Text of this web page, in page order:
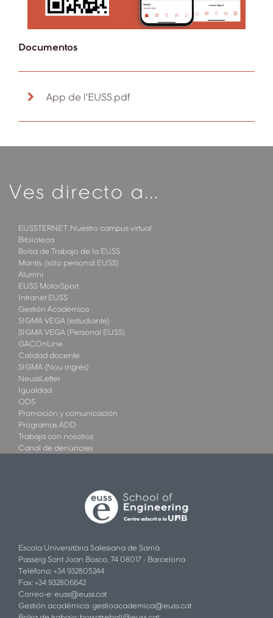
Documentos
App de l'EUSS.pdf
Ves directo a...
EUSSTERNET. Nuestro campus virtual
Biblioteca
Bolsa de Trabajo de la EUSS
Mantis. (sólo personal EUSS)
Alumni
EUSS MotorSport
Intranet EUSS
Gestión Académica
SIGMA VEGA (estudiante)
SIGMA VEGA (Personal EUSS)
GACOnLine
Calidad docente
SIGMA (Nou ingrés)
NeussLetter
Igualdad
ODS
Promoción y comunicación
Programas ADD
Trabaja con nosotros
Canal de denúncies
Escola Universitària Salesiana de Sarrià
Passeig Sant Joan Bosco, 74 08017 - Barcelona
Teléfono: +34 932805244
Fax: +34 932806642
Correo-e: euss@euss.cat
Gestión académica: gestioacademica@euss.cat